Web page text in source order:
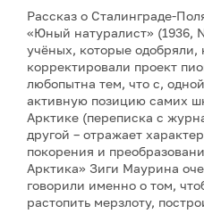
Рассказ о Сталинграде-
«Юный натуралист» (1936,
учёных, которые одобряли,
корректировали проект
любопытна тем, что с,
активную позицию самих
Арктике (переписка с
другой – отражает
покорения и
Арктика» Зиги Маурина
говорили именно о том,
растопить мерзлоту,